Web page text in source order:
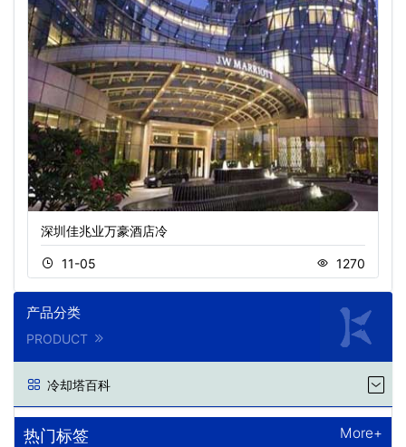
深圳佳兆业万豪酒店冷
11-05 1270
产品分类
PRODUCT
冷却塔百科
热门标签 More+